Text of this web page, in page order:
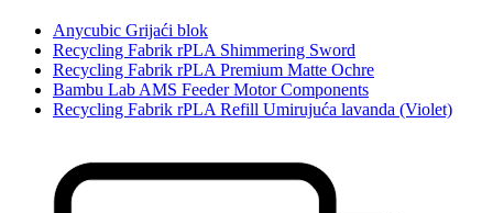
Anycubic Grijaći blok
Recycling Fabrik rPLA Shimmering Sword
Recycling Fabrik rPLA Premium Matte Ochre
Bambu Lab AMS Feeder Motor Components
Recycling Fabrik rPLA Refill Umirujuća lavanda (Violet)